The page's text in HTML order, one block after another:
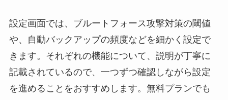
設定画面では、ブルートフォース攻撃対策の閾値
や、自動バックアップの頻度などを細かく設定で
きます。それぞれの機能について、説明が丁寧に
記載されているので、一つずつ確認しながら設定
を進めることをおすすめします。無料プランでも